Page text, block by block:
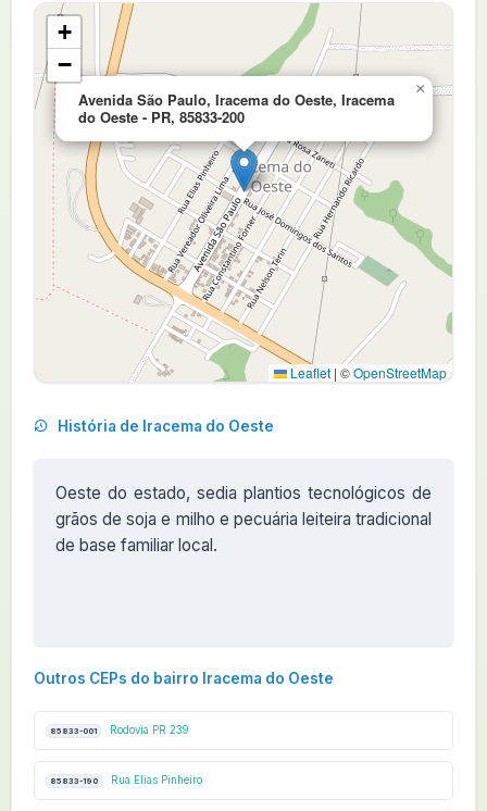
Avenida São Paulo, Iracema do Oeste, Iracema
do Oeste - PR, 85833-200
×
+
−
Leaflet | ©OpenStreetMap
História de Iracema do Oeste
Oeste do estado, sedia plantios tecnológicos de
grãos de soja e milho e pecuária leiteira tradicional
de base familiar local.
Outros CEPs do bairro Iracema do Oeste
85833-001 Rodovia PR 239
85833-190 Rua Elias Pinheiro